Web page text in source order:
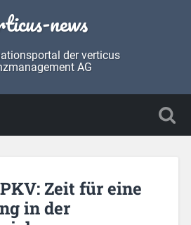
news
der verticus
AG
Zeit für eine
in der